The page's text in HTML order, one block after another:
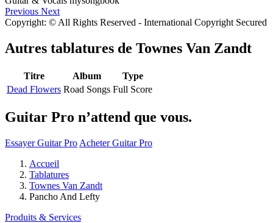
Previous Next
Copyright: © All Rights Reserved - International Copyright Secured
Autres tablatures de Townes Van Zandt
Titre Album
Type
Dead Flowers Road Songs Full Score
Guitar Pro n’attend que vous.
Essayer Guitar Pro Acheter Guitar Pro
Accueil
Tablatures
Townes Van Zandt
Pancho And Lefty
Produits & Services